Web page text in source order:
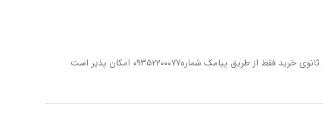
ثانویخریدفقط از طریق پیامک شماره۰۹۳۵۲۲۰۰۰۷۷ امکان پذیر است